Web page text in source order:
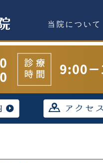
当院について